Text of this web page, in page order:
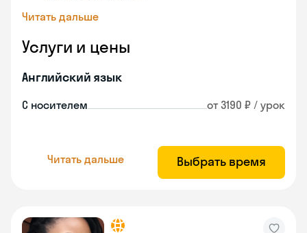
Читать дальше
Услуги и цены
Английский язык
С носителем от 3190 ₽ / урок
Читать дальше Выбрать время